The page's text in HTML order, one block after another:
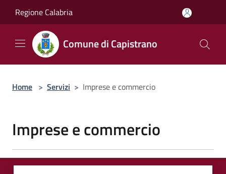
Regione Calabria
Comune di Capistrano
Home > Servizi > Imprese e commercio
Imprese e commercio